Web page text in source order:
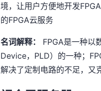
境，让用户方便地开发
的FPGA云服务
名词解释：
FPGA是一种以
Device，PLD）的一种；
解决了定制电路的不足，又